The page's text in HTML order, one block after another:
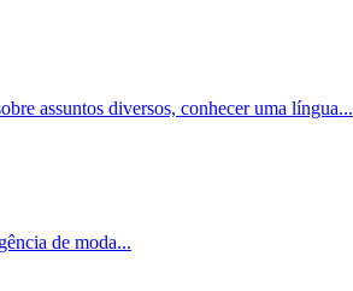
assuntos diversos, conhecer uma língua...
de moda...